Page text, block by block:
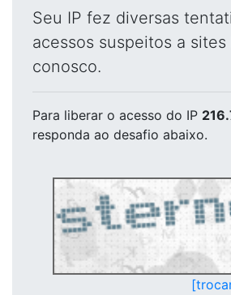
Seu IP fez diversas
acessos suspeitos a
conosco.
Para liberar o acesso do IP
responda ao desafio abaixo.